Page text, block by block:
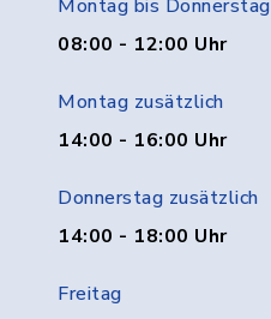
Montag bis Donnerstag
08:00 - 12:00 Uhr
Montag zusätzlich
14:00 - 16:00 Uhr
Donnerstag zusätzlich
14:00 - 18:00 Uhr
Freitag